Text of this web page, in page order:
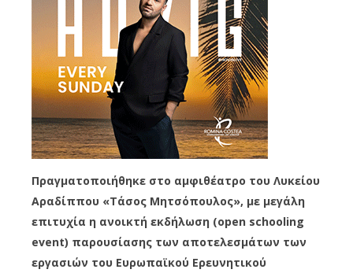
Πραγματοποιήθηκε στο αμφιθέατρο του Λυκείου
Αραδίππου «Τάσος Μητσόπουλος», με μεγάλη
επιτυχία η ανοικτή εκδήλωση (open schooling
event) παρουσίασης των αποτελεσμάτων των
εργασιών του Ευρωπαϊκού Ερευνητικού